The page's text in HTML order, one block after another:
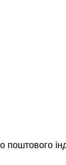
поштового